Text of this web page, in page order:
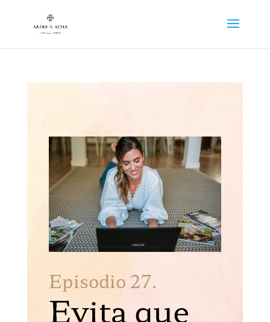
Episodio 27.
Evita que